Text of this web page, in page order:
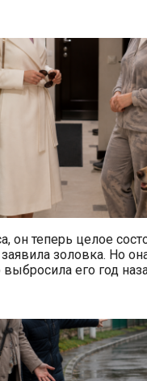
он теперь целое
золовка. Но
выбросила его год